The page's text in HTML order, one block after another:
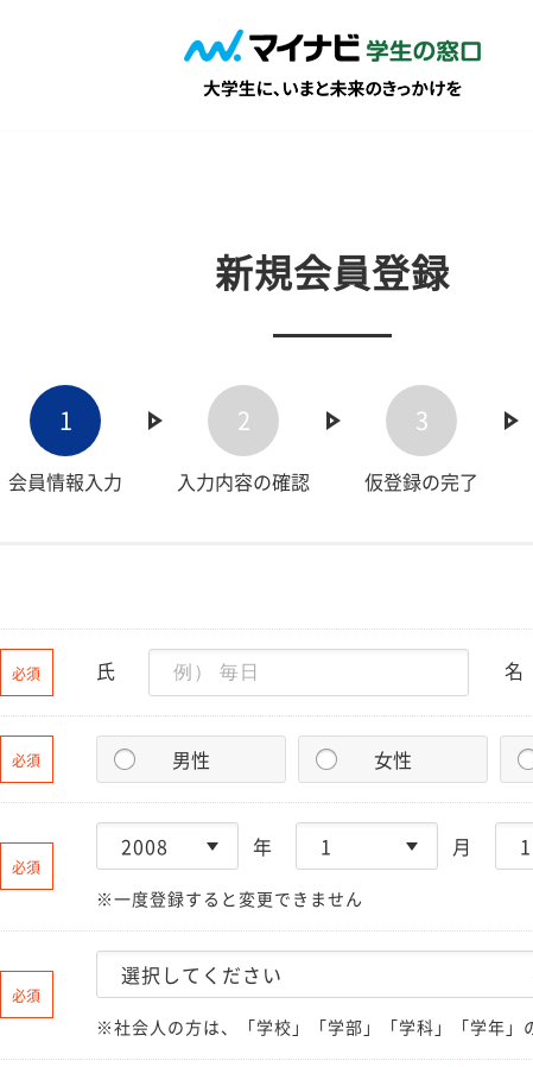
新規会員登録
1
会員情報入力
2
入力内容の確認
3
仮登録の完了
必須 氏 名
必須 男性 女性
必須
年 月
※一度登録すると変更できません
必須
※社会人の方は、「学校」「学部」「学科」「学年」